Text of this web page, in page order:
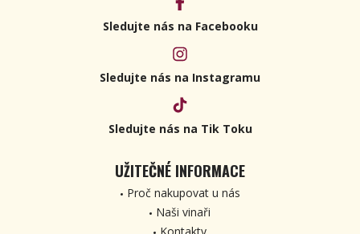
Sledujte nás na Facebooku
Sledujte nás na Instagramu
Sledujte nás na Tik Toku
UŽITEČNÉ INFORMACE
Proč nakupovat u nás
Naši vinaři